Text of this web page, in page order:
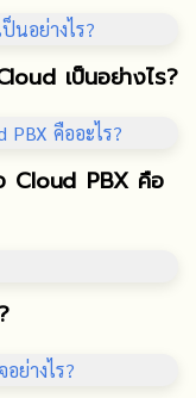
เป็นอย่างไร?
Cloud PBX คือ